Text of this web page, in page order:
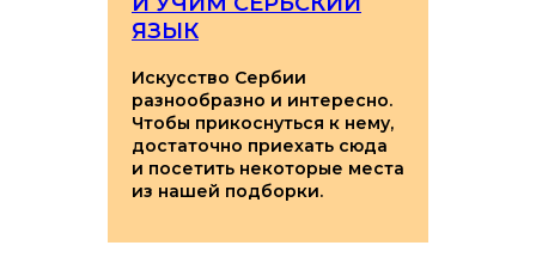
ЯЗЫК
Искусство Сербии
разнообразно и интересно.
Чтобы прикоснуться к нему,
достаточно приехать сюда
и посетить некоторые места
из нашей подборки.